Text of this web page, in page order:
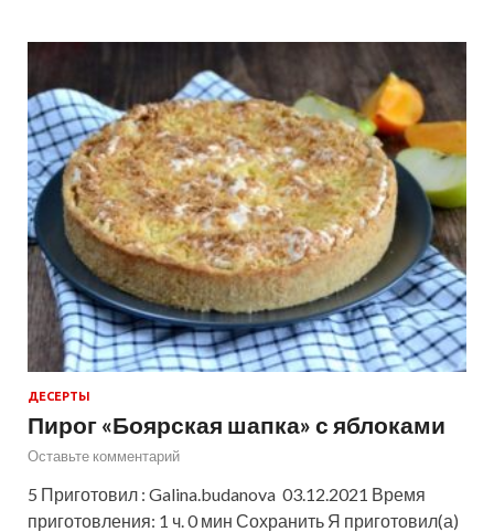
ДЕСЕРТЫ
Пирог «Боярская шапка» с яблоками
Оставьте комментарий
5 Приготовил : Galina.budanova 03.12.2021 Время
приготовления: 1 ч. 0 мин Сохранить Я приготовил(а)